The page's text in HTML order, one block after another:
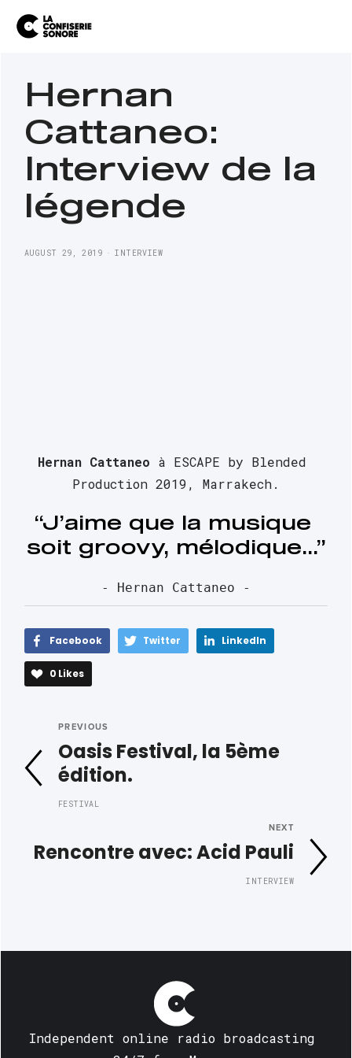
Hernan
Cattaneo:
Interview de la
légende
Hernan Cattaneo à ESCAPE by Blended
Production 2019, Marrakech.
“J’aime que la musique
soit groovy, mélodique...”
- Hernan Cattaneo -
INTERVIEW
AUGUST 29, 2019
Facebook Twitter LinkedIn
0 Likes
PREVIOUS
Oasis Festival, la 5ème
édition.
FESTIVAL
NEXT
Rencontre avec: Acid Pauli
INTERVIEW
Independent online radio broadcasting